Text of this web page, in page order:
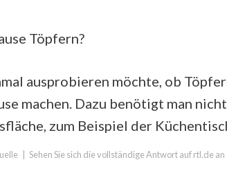
Töpfern?
ausprobieren möchte, ob
machen. Dazu benötigt man
zum Beispiel der
Sehen Sie sich die vollständige Antwort auf rtl.de an